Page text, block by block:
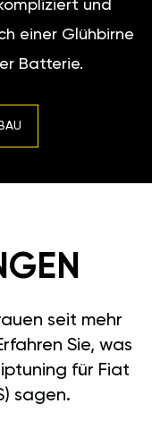
und
einer Glühbirne
Batterie.
seit mehr
Sie, was
für Fiat
sagen.